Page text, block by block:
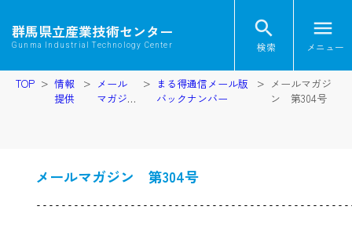
群馬県立産業技術センター
Gunma Industrial Technology Center
search
検索
menu
メニュー
TOP
情報
提供
メール
マガジ
まる得通信メール版
バックナンバー
メールマガジ
ン 第304号
メールマガジン 第304号